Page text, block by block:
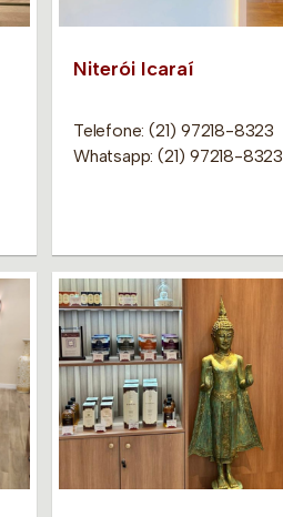
Niterói Icaraí
Telefone: (21) 97218-8323
Whatsapp: (21) 97218-8323